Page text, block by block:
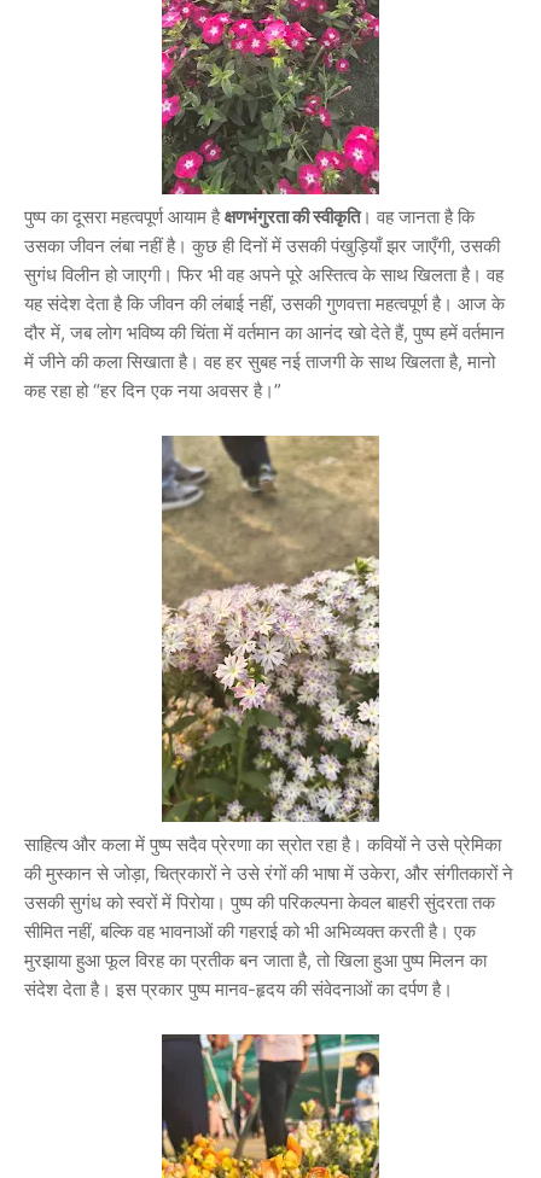
पुष्प का दूसरा महत्वपूर्ण आयाम हैक्षणभंगुरता की स्वीकृति। वह जानता है कि
उसका जीवन लंबा नहीं है। कुछ ही दिनों में उसकी पंखुड़ियाँ झर जाएँगी, उसकी
सुगंध विलीन हो जाएगी। फिर भी वह अपने पूरे अस्तित्व के साथ खिलता है। वह
यह संदेश देता है कि जीवन की लंबाई नहीं, उसकी गुणवत्ता महत्वपूर्ण है। आज के
दौर में, जब लोग भविष्य की चिंता में वर्तमान का आनंद खो देते हैं, पुष्प हमें वर्तमान
में जीने की कला सिखाता है। वह हर सुबह नई ताजगी के साथ खिलता है, मानो
कह रहा हो “हर दिन एक नया अवसर है।”
साहित्य और कला में पुष्प सदैव प्रेरणा का स्रोत रहा है। कवियों ने उसे प्रेमिका
की मुस्कान से जोड़ा, चित्रकारों ने उसे रंगों की भाषा में उकेरा, और संगीतकारों ने
उसकी सुगंध को स्वरों में पिरोया। पुष्प की परिकल्पना केवल बाहरी सुंदरता तक
सीमित नहीं, बल्कि वह भावनाओं की गहराई को भी अभिव्यक्त करती है। एक
मुरझाया हुआ फूल विरह का प्रतीक बन जाता है, तो खिला हुआ पुष्प मिलन का
संदेश देता है। इस प्रकार पुष्प मानव-हृदय की संवेदनाओं का दर्पण है।